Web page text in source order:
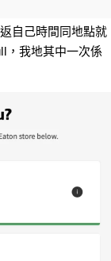
自己時間同地點就
，我地其中一次係